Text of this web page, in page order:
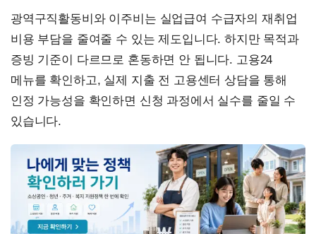
광역구직활동비와 이주비는 실업급여 수급자의 재취업
비용 부담을 줄여줄 수 있는 제도입니다. 하지만 목적과
증빙 기준이 다르므로 혼동하면 안 됩니다. 고용24
메뉴를 확인하고, 실제 지출 전 고용센터 상담을 통해
인정 가능성을 확인하면 신청 과정에서 실수를 줄일 수
있습니다.